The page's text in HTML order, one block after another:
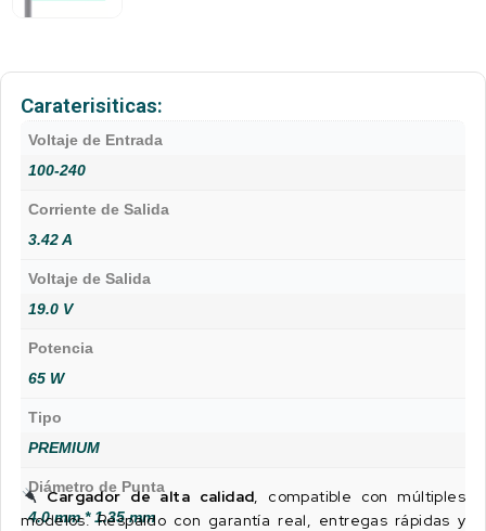
Caraterisiticas:
Voltaje de Entrada
100-240
Corriente de Salida
3.42 A
Voltaje de Salida
19.0 V
Potencia
65 W
Tipo
PREMIUM
Diámetro de Punta
4.0 mm * 1.35 mm
Cargador de alta calidad, compatible con múltiples
modelos. Respaldo con garantía real, entregas rápidas y